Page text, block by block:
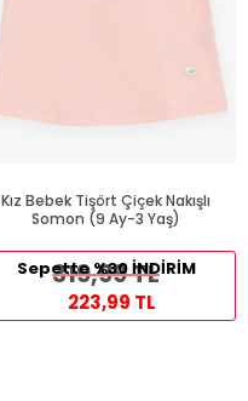
Kız Bebek Tişört Çiçek Nakışlı
Somon (9 Ay-3 Yaş)
319,99 TL
Sepette %30 İNDİRİM
223,99 TL